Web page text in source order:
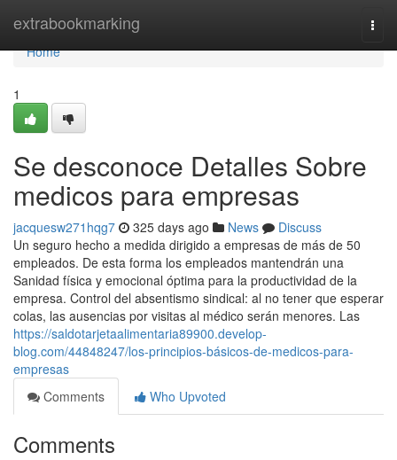
extrabookmarking
Home
Home
1
Se desconoce Detalles Sobre
medicos para empresas
jacquesw271hqg7 325 days ago News
Discuss
Un seguro hecho a medida dirigido a empresas de más de 50
empleados. De esta forma los empleados mantendrán una
Sanidad física y emocional óptima para la productividad de la
empresa. Control del absentismo sindical: al no tener que esperar
colas, las ausencias por visitas al médico serán menores. Las
https://saldotarjetaalimentaria89900.develop-
blog.com/44848247/los-principios-básicos-de-medicos-para-
empresas
Comments
Who Upvoted
Comments